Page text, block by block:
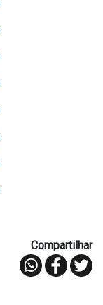
Compartilhar